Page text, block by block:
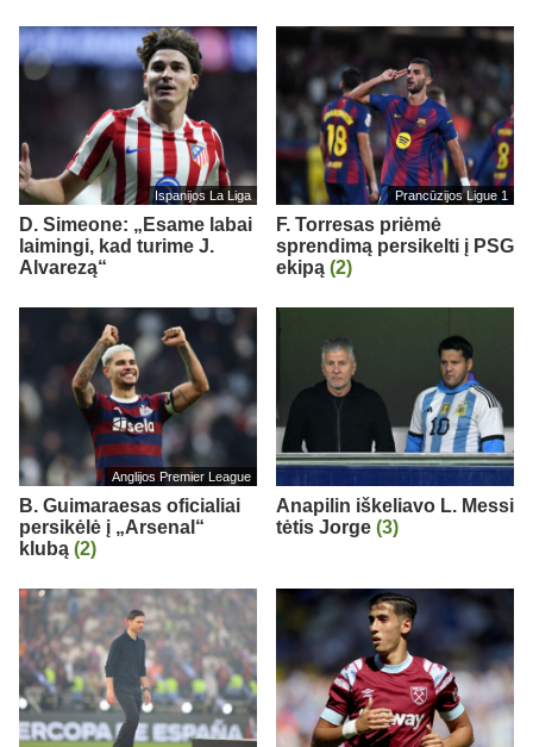
Ispanijos La Liga
D. Simeone: „Esame labai
laimingi, kad turime J.
Alvarezą“
Prancūzijos Ligue 1
F. Torresas priėmė
sprendimą persikelti į PSG
ekipą (2)
Anglijos Premier League
B. Guimaraesas oficialiai
persikėlė į „Arsenal“
klubą (2)
Anapilin iškeliavo L. Messi
tėtis Jorge (3)